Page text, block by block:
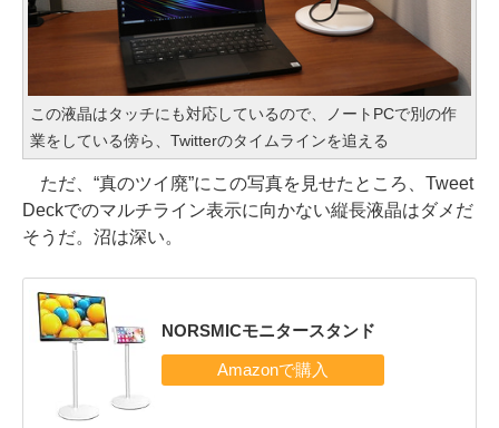
この液晶はタッチにも対応しているので、ノートPCで別の作
業をしている傍ら、Twitterのタイムラインを追える
ただ、“真のツイ廃”にこの写真を見せたところ、Tweet
Deckでのマルチライン表示に向かない縦長液晶はダメだ
そうだ。沼は深い。
NORSMICモニタースタンド